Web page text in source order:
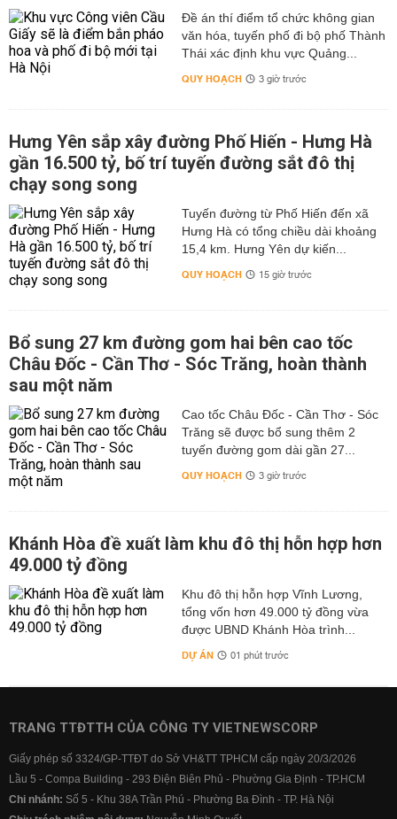
Đề án thí điểm tổ chức không gian
văn hóa, tuyến phố đi bộ phố Thành
Thái xác định khu vực Quảng...
QUY HOẠCH 3 giờ trước
Hưng Yên sắp xây đường Phố Hiến - Hưng Hà
gần 16.500 tỷ, bố trí tuyến đường sắt đô thị
chạy song song
Tuyến đường từ Phố Hiến đến xã
Hưng Hà có tổng chiều dài khoảng
15,4 km. Hưng Yên dự kiến...
QUY HOẠCH 15 giờ trước
Bổ sung 27 km đường gom hai bên cao tốc
Châu Đốc - Cần Thơ - Sóc Trăng, hoàn thành
sau một năm
Cao tốc Châu Đốc - Cần Thơ - Sóc
Trăng sẽ được bổ sung thêm 2
tuyến đường gom dài gần 27...
QUY HOẠCH 3 giờ trước
Khánh Hòa đề xuất làm khu đô thị hỗn hợp hơn
49.000 tỷ đồng
Khu đô thị hỗn hợp Vĩnh Lương,
tổng vốn hơn 49.000 tỷ đồng vừa
được UBND Khánh Hòa trình...
DỰ ÁN 01 phút trước
TRANG TTĐTTH CỦA CÔNG TY VIETNEWSCORP
Giấy phép số 3324/GP-TTĐT do Sở VH&TT TPHCM cấp ngày 20/3/2026
Lầu 5 - Compa Building - 293 Điện Biên Phủ - Phường Gia Định - TP.HCM
Chi nhánh: Số 5 - Khu 38A Trần Phú - Phường Ba Đình - TP. Hà Nội